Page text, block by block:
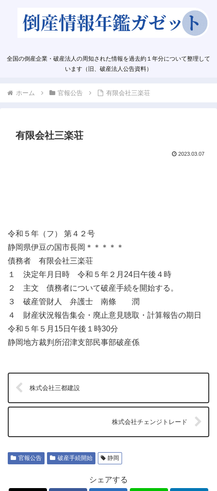
全国の倒産企業・破産法人の周知された情報を過去約１年分について整理して
います（旧、破産法人公告資料）
ホーム 官報公告 有限会社三楽荘
有限会社三楽荘
2023.03.07
令和５年（フ） 第４２号
静岡県伊豆の国市長岡＊＊＊＊＊
債務者 有限会社三楽荘
１ 決定年月日時 令和５年２月24日午後４時
２ 主文 債務者について破産手続を開始する。
３ 破産管財人 弁護士 南條 潤
４ 財産状況報告集会・廃止意見聴取・計算報告の期日
令和５年５月15日午後１時30分
静岡地方裁判所沼津支部民事部破産係
株式会社三都建設
株式会社チェンジトレード
官報公告 破産手続開始 静岡
シェアする